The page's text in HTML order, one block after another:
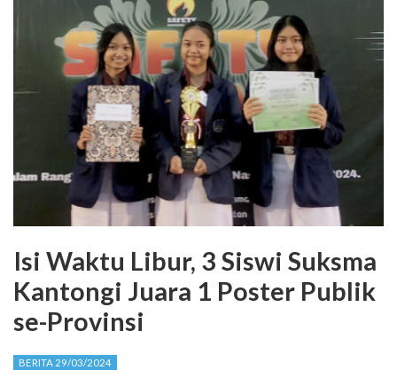
Isi Waktu Libur, 3 Siswi Suksma
Kantongi Juara 1 Poster Publik
se-Provinsi
BERITA 29/03/2024